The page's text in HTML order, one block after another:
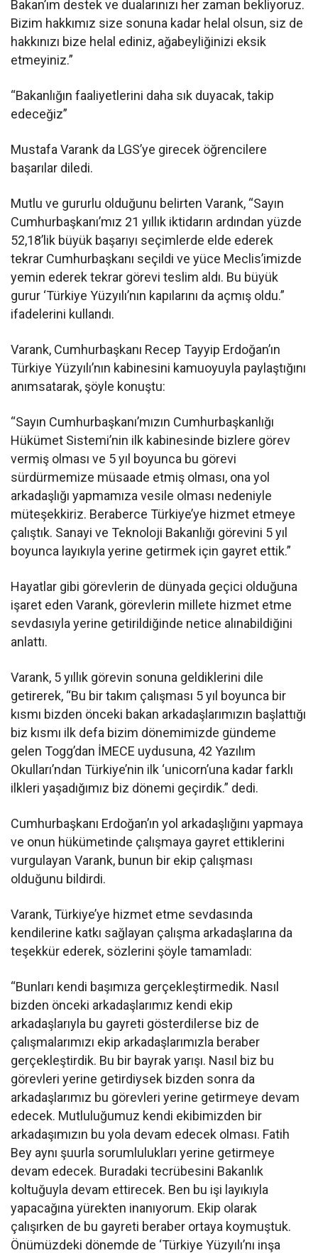
Bakan’ım destek ve dualarınızı her zaman bekliyoruz.
Bizim hakkımız size sonuna kadar helal olsun, siz de
hakkınızı bize helal ediniz, ağabeyliğinizi eksik
etmeyiniz.”
“Bakanlığın faaliyetlerini daha sık duyacak, takip
edeceğiz”
Mustafa Varank da LGS’ye girecek öğrencilere
başarılar diledi.
Mutlu ve gururlu olduğunu belirten Varank, “Sayın
Cumhurbaşkanı’mız 21 yıllık iktidarın ardından yüzde
52,18’lik büyük başarıyı seçimlerde elde ederek
tekrar Cumhurbaşkanı seçildi ve yüce Meclis’imizde
yemin ederek tekrar görevi teslim aldı. Bu büyük
gurur ‘Türkiye Yüzyılı’nın kapılarını da açmış oldu.”
ifadelerini kullandı.
Varank, Cumhurbaşkanı Recep Tayyip Erdoğan’ın
Türkiye Yüzyılı’nın kabinesini kamuoyuyla paylaştığını
anımsatarak, şöyle konuştu:
“Sayın Cumhurbaşkanı’mızın Cumhurbaşkanlığı
Hükümet Sistemi’nin ilk kabinesinde bizlere görev
vermiş olması ve 5 yıl boyunca bu görevi
sürdürmemize müsaade etmiş olması, ona yol
arkadaşlığı yapmamıza vesile olması nedeniyle
müteşekkiriz. Beraberce Türkiye’ye hizmet etmeye
çalıştık. Sanayi ve Teknoloji Bakanlığı görevini 5 yıl
boyunca layıkıyla yerine getirmek için gayret ettik.”
Hayatlar gibi görevlerin de dünyada geçici olduğuna
işaret eden Varank, görevlerin millete hizmet etme
sevdasıyla yerine getirildiğinde netice alınabildiğini
anlattı.
Varank, 5 yıllık görevin sonuna geldiklerini dile
getirerek, “Bu bir takım çalışması 5 yıl boyunca bir
kısmı bizden önceki bakan arkadaşlarımızın başlattığı
biz kısmı ilk defa bizim dönemimizde gündeme
gelen Togg’dan İMECE uydusuna, 42 Yazılım
Okulları’ndan Türkiye’nin ilk ‘unicorn’una kadar farklı
ilkleri yaşadığımız biz dönemi geçirdik.” dedi.
Cumhurbaşkanı Erdoğan’ın yol arkadaşlığını yapmaya
ve onun hükümetinde çalışmaya gayret ettiklerini
vurgulayan Varank, bunun bir ekip çalışması
olduğunu bildirdi.
Varank, Türkiye’ye hizmet etme sevdasında
kendilerine katkı sağlayan çalışma arkadaşlarına da
teşekkür ederek, sözlerini şöyle tamamladı:
“Bunları kendi başımıza gerçekleştirmedik. Nasıl
bizden önceki arkadaşlarımız kendi ekip
arkadaşlarıyla bu gayreti gösterdilerse biz de
çalışmalarımızı ekip arkadaşlarımızla beraber
gerçekleştirdik. Bu bir bayrak yarışı. Nasıl biz bu
görevleri yerine getirdiysek bizden sonra da
arkadaşlarımız bu görevleri yerine getirmeye devam
edecek. Mutluluğumuz kendi ekibimizden bir
arkadaşımızın bu yola devam edecek olması. Fatih
Bey aynı şuurla sorumlulukları yerine getirmeye
devam edecek. Buradaki tecrübesini Bakanlık
koltuğuyla devam ettirecek. Ben bu işi layıkıyla
yapacağına yürekten inanıyorum. Ekip olarak
çalışırken de bu gayreti beraber ortaya koymuştuk.
Önümüzdeki dönemde de ‘Türkiye Yüzyılı’nı inşa